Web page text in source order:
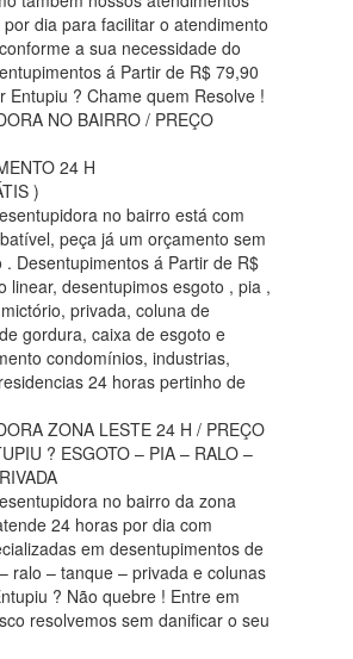
dia para facilitar o atendimento
a sua necessidade do
á Partir de R$ 79,90
Entupiu ? Chame quem Resolve !
NO BAIRRO / PREÇO
24 H
)
no bairro está com
peça já um orçamento sem
. Desentupimentos á Partir de R$
linear, desentupimos esgoto , pia ,
privada, coluna de
gordura, caixa de esgoto e
condomínios, industrias,
24 horas pertinho de
ZONA LESTE 24 H / PREÇO
? ESGOTO – PIA – RALO –
no bairro da zona
24 horas por dia com
em desentupimentos de
ralo – tanque – privada e colunas
? Não quebre ! Entre em
resolvemos sem danificar o seu